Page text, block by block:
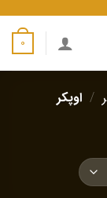
0
/ اوپکر